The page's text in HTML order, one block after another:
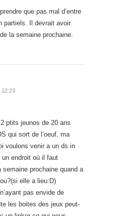
que pas mal d’entre
partiels. Il devrait avoir
la semaine prochaine.
12:23
ptits jeunos de 20 ans
qui sort de l’oeuf, ma
voulons venir a un ds in
un endroit où il faut
semaine prochaine quand a
elle a lieu:D)
pas envide de
les boites des jeux peut-